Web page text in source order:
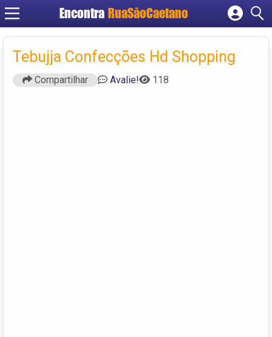
Encontra RuaSãoCaetano
Cadastrar empresa
Fazer login
Criar conta
Tebujja Confecções Hd Shopping
Compartilhar Avalie! 118